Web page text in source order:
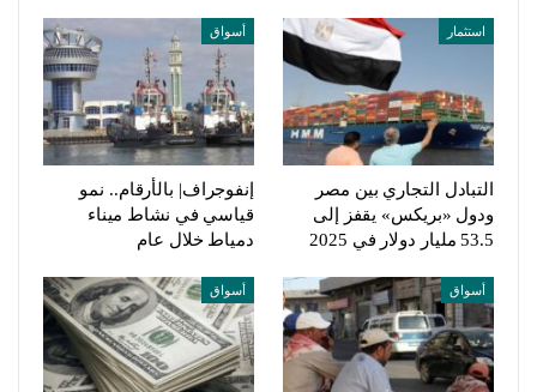
استثمار
التبادل التجاري بين مصر
ودول «بريكس» يقفز إلى
53.5 مليار دولار في 2025
أسواق
إنفوجراف| بالأرقام.. نمو
قياسي في نشاط ميناء
دمياط خلال عام
أسواق أسواق